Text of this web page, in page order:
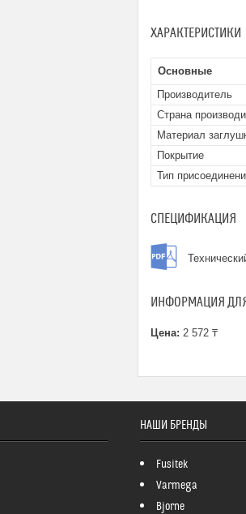
ХАРАКТЕРИСТИКИ
Основные
Производитель
Страна
Материал
Покрытие
Тип
СПЕЦИФИКАЦИЯ
ИНФОРМАЦИЯ
Цена: 2 572 ₸
НАШИ БРЕНДЫ
Fusitek
Varmega
Bjorne